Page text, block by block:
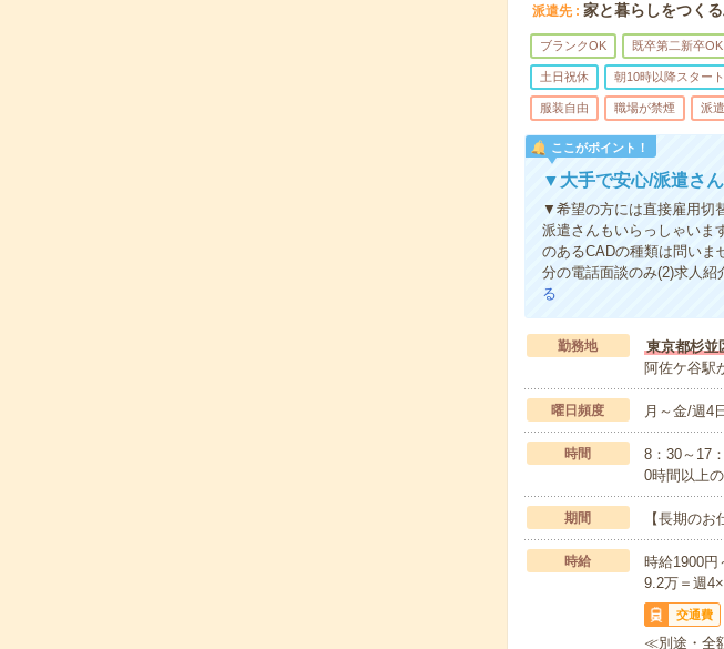
派遣先 家と暮らしをつく
ブランクOK 既卒第二新卒OK
土日祝休 朝10時以降スタート
服装自由 職場が禁煙 派
ここがポイント！
▼大手で安心/派遣さ
▼希望の方には直接雇用切
派遣さんもいらっしゃいま
のあるCADの種類は問いま
分の電話面談のみ(2)求人
る
勤務地
東京都杉並
阿佐ケ谷駅
曜日頻度 月～金/週4
時間
8：30～17
0時間以上
期間 【長期の
時給
時給1900
9.2万＝週
交通費
≪別途・全